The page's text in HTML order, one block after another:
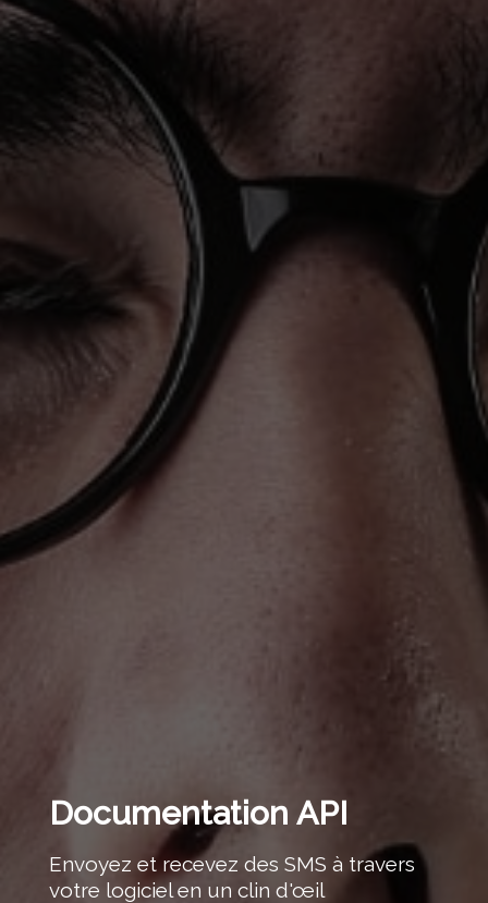
Documentation API
Envoyez et recevez des SMS à travers
votre logiciel en un clin d'œil